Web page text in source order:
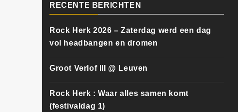
RECENTE BERICHTEN
Rock Herk 2026 – Zaterdag werd een dag
vol headbangen en dromen
Groot Verlof III @ Leuven
Rock Herk : Waar alles samen komt
(festivaldag 1)